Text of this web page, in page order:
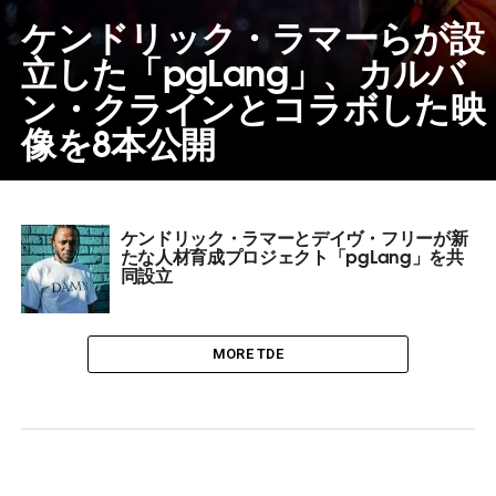
ケンドリック・ラマーらが設
立した「pgLang」、カルバ
ン・クラインとコラボした映
像を8本公開
ケンドリック・ラマーとデイヴ・フリーが新
たな人材育成プロジェクト「pgLang」を共
同設立
MORE TDE